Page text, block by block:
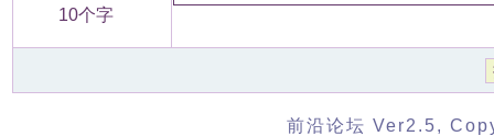
10个字
前沿论坛 Ver2.5,